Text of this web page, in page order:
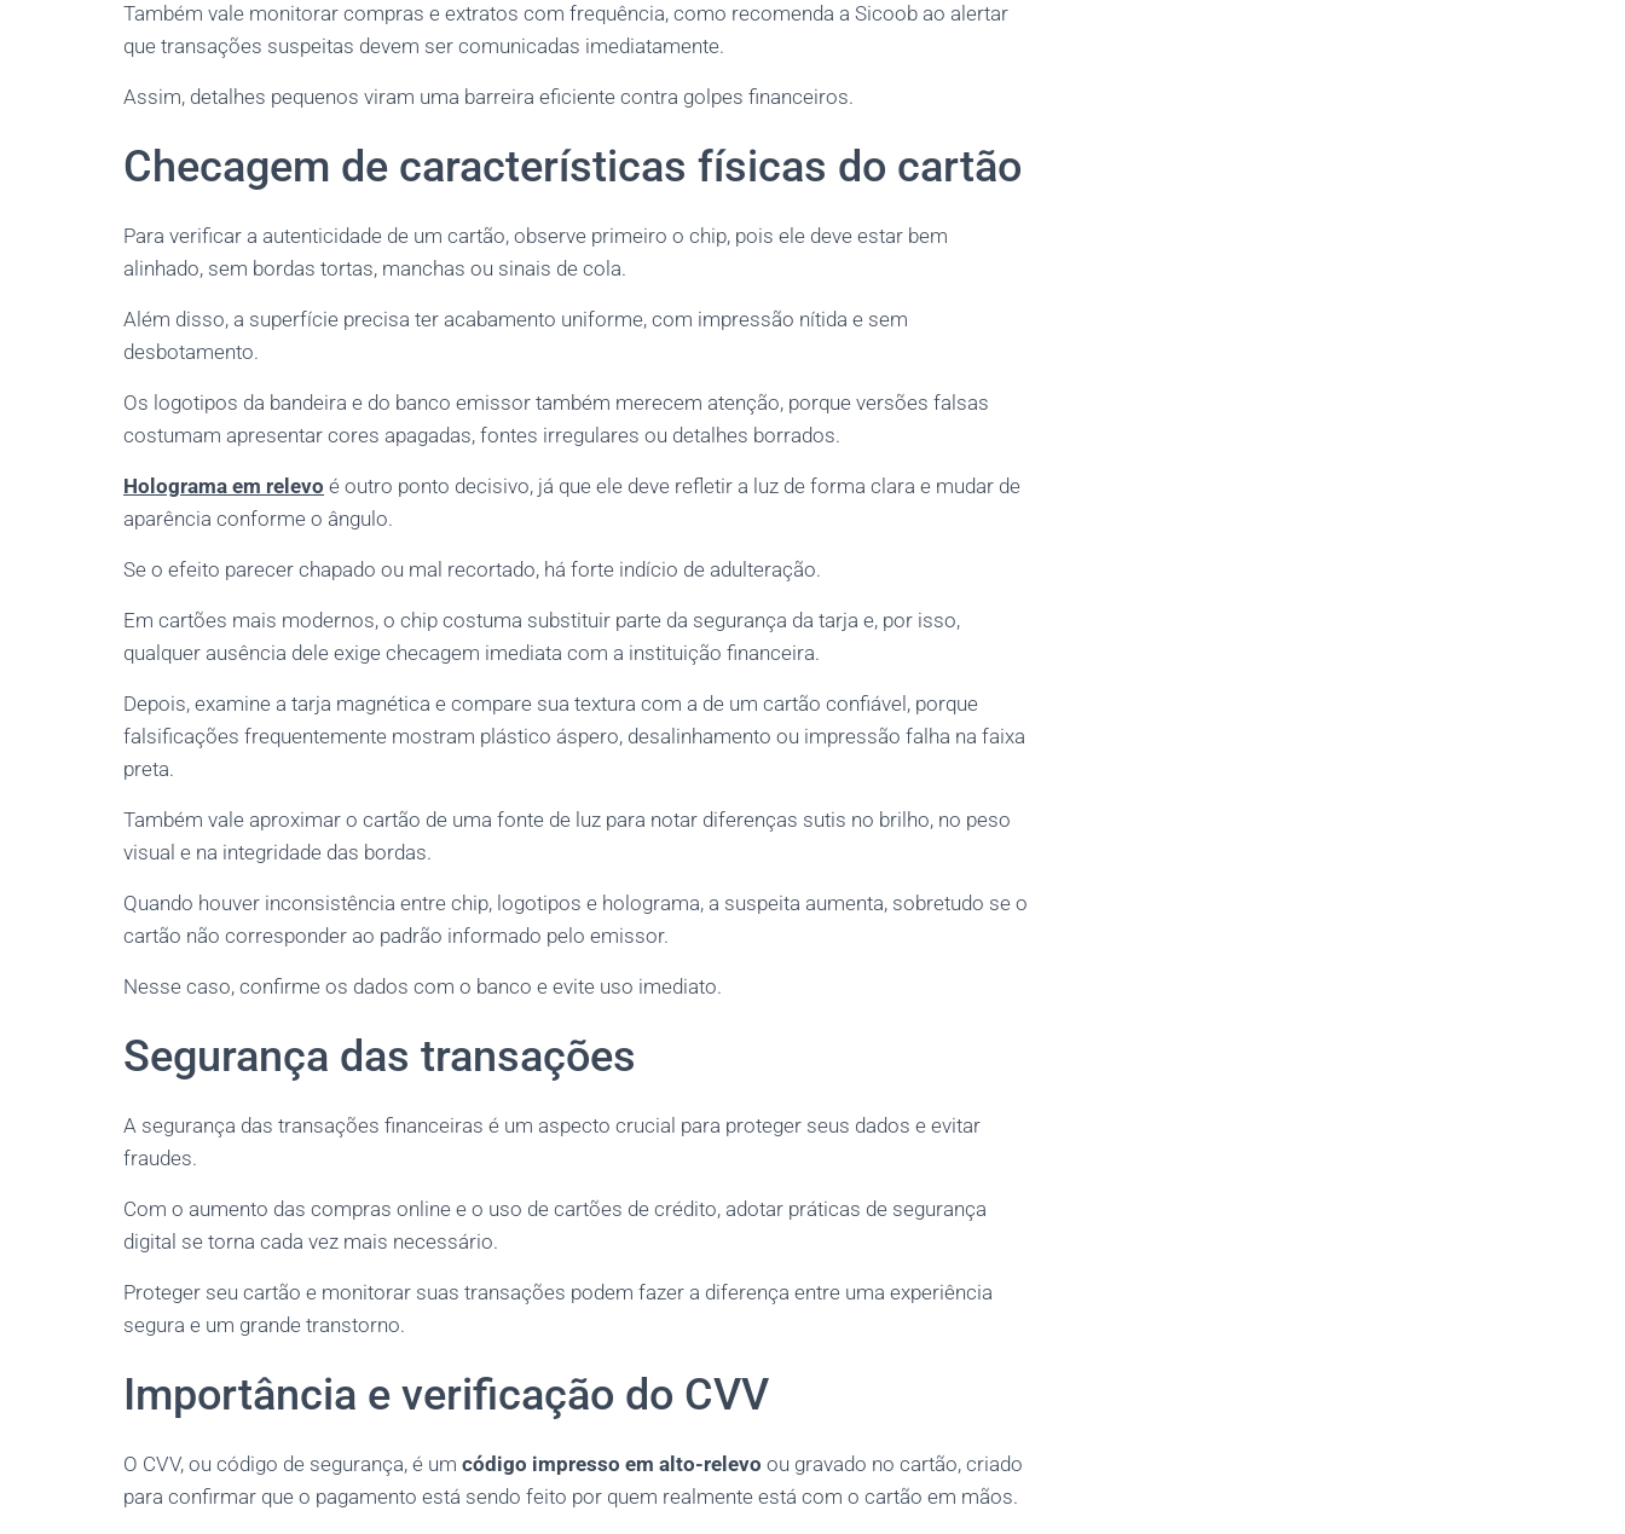
Também vale monitorar compras e extratos com frequência, como recomenda a Sicoob ao alertar
que transações suspeitas devem ser comunicadas imediatamente.
Assim, detalhes pequenos viram uma barreira eficiente contra golpes financeiros.
Checagem de características físicas do cartão
Para verificar a autenticidade de um cartão, observe primeiro o chip, pois ele deve estar bem
alinhado, sem bordas tortas, manchas ou sinais de cola.
Além disso, a superfície precisa ter acabamento uniforme, com impressão nítida e sem
desbotamento.
Os logotipos da bandeira e do banco emissor também merecem atenção, porque versões falsas
costumam apresentar cores apagadas, fontes irregulares ou detalhes borrados.
Holograma em relevo é outro ponto decisivo, já que ele deve refletir a luz de forma clara e mudar de
aparência conforme o ângulo.
Se o efeito parecer chapado ou mal recortado, há forte indício de adulteração.
Em cartões mais modernos, o chip costuma substituir parte da segurança da tarja e, por isso,
qualquer ausência dele exige checagem imediata com a instituição financeira.
Depois, examine a tarja magnética e compare sua textura com a de um cartão confiável, porque
falsificações frequentemente mostram plástico áspero, desalinhamento ou impressão falha na faixa
preta.
Também vale aproximar o cartão de uma fonte de luz para notar diferenças sutis no brilho, no peso
visual e na integridade das bordas.
Quando houver inconsistência entre chip, logotipos e holograma, a suspeita aumenta, sobretudo se o
cartão não corresponder ao padrão informado pelo emissor.
Nesse caso, confirme os dados com o banco e evite uso imediato.
Segurança das transações
A segurança das transações financeiras é um aspecto crucial para proteger seus dados e evitar
fraudes.
Com o aumento das compras online e o uso de cartões de crédito, adotar práticas de segurança
digital se torna cada vez mais necessário.
Proteger seu cartão e monitorar suas transações podem fazer a diferença entre uma experiência
segura e um grande transtorno.
Importância e verificação do CVV
O CVV, ou código de segurança, é um código impresso em alto-relevo ou gravado no cartão, criado
para confirmar que o pagamento está sendo feito por quem realmente está com o cartão em mãos.